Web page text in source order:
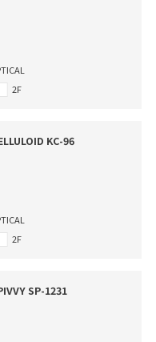
2F
KC-96
2F
SP-1231